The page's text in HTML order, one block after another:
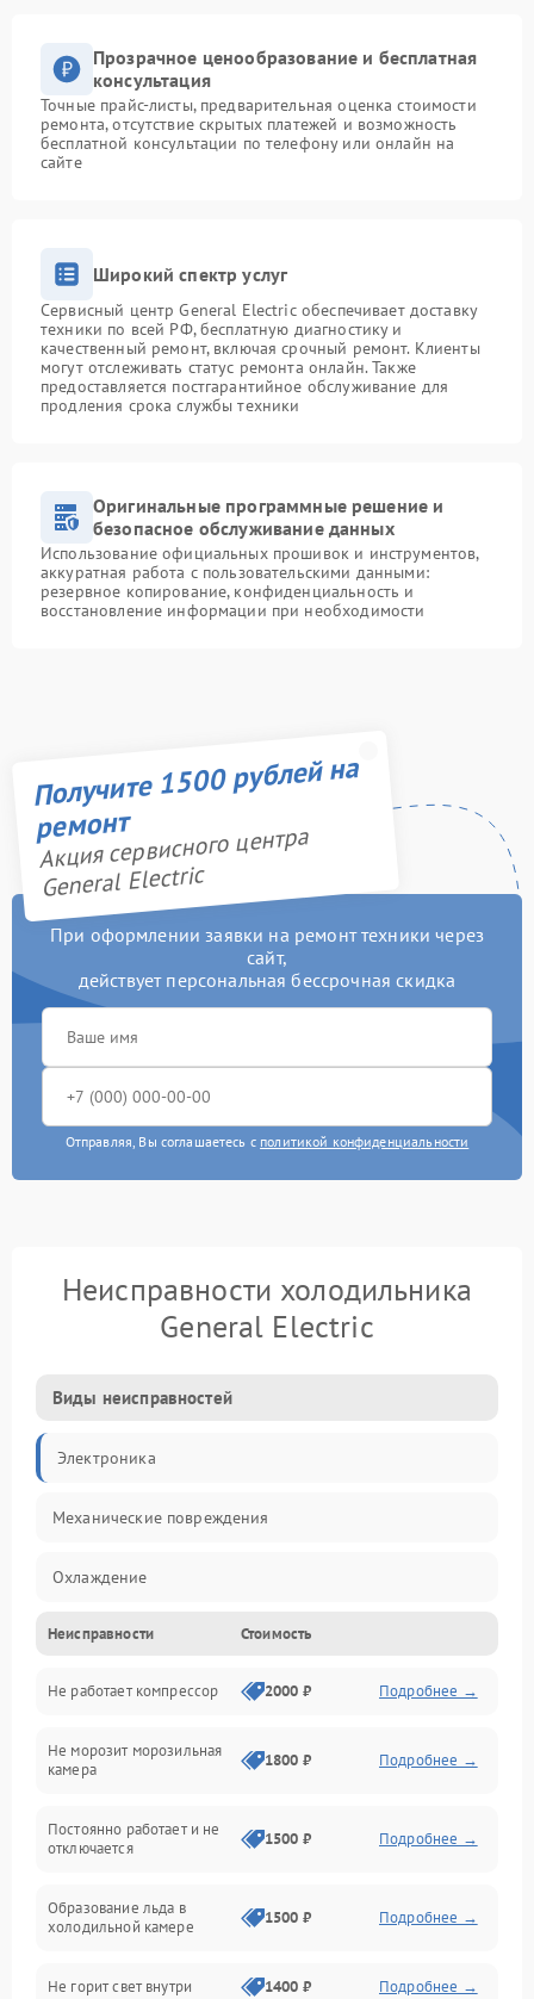
Прозрачное ценообразование и бесплатная
консультация
Точные прайс-листы, предварительная оценка стоимости
ремонта, отсутствие скрытых платежей и возможность
бесплатной консультации по телефону или онлайн на
сайте
Широкий спектр услуг
Сервисный центр General Electric обеспечивает доставку
техники по всей РФ, бесплатную диагностику и
качественный ремонт, включая срочный ремонт. Клиенты
могут отслеживать статус ремонта онлайн. Также
предоставляется постгарантийное обслуживание для
продления срока службы техники
Оригинальные программные решение и
безопасное обслуживание данных
Использование официальных прошивок и инструментов,
аккуратная работа с пользовательскими данными:
резервное копирование, конфиденциальность и
восстановление информации при необходимости
Получите 1500 рублей на
ремонт
Акция сервисного центра
General Electric
При оформлении заявки на ремонт техники через
сайт,
действует персональная бессрочная скидка
Отправляя, Вы соглашаетесь с политикой конфиденциальности
Неисправности холодильника
General Electric
Виды неисправностей
Электроника
Механические повреждения
Охлаждение
Механика
Электропитание
Дренаж
Неисправности Стоимость
Не работает компрессор 2000 ₽ Подробнее →
Не морозит морозильная
камера
1800 ₽ Подробнее →
Постоянно работает и не
отключается
1500 ₽ Подробнее →
Образование льда в
холодильной камере
1500 ₽ Подробнее →
Не горит свет внутри 1400 ₽ Подробнее →